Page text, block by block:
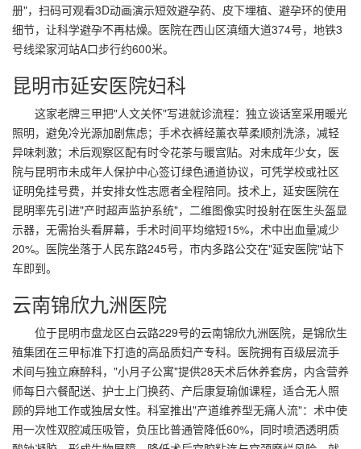
册"，扫码可观看3D动画演示短效避孕药、皮下埋植、避孕环的使用
细节，让科学避孕不再枯燥。医院在西山区滇缅大道374号，地铁3
号线梁家河站A口步行约600米。
昆明市延安医院妇科
这家老牌三甲把"人文关怀"写进就诊流程：独立谈话室采用暖光
照明，避免冷光源加剧焦虑；手术衣裤经薰衣草柔顺剂洗涤，减轻
异味刺激；术后观察区配有时令花茶与暖宫贴。对未成年少女，医
院与昆明市未成年人保护中心签订绿色通道协议，可凭学校或社区
证明免挂号费，并安排女性志愿者全程陪同。技术上，延安医院在
昆明率先引进"产时超声监护系统"，二维图像实时投射在医生头盔显
示器，无需抬头看屏幕，手术时间平均缩短15%，术中出血量减少
20%。医院坐落于人民东路245号，市内多路公交在"延安医院"站下
车即到。
云南锦欣九洲医院
位于昆明市盘龙区白云路229号的云南锦欣九洲医院，是锦欣生
殖集团在三甲标准下打造的高品质妇产专科。医院拥有百级层流手
术间与独立麻醉科，"小月子公寓"提供28天术后休养套房，内含营养
师每日六餐配送、护士上门换药、产后康复瑜伽课程，适合无人照
顾的异地工作或独居女性。科室推出"产道维养型无痛人流"：术中使
用一次性双腔减压吸管，负压比普通管降低60%，同时喷洒透明质